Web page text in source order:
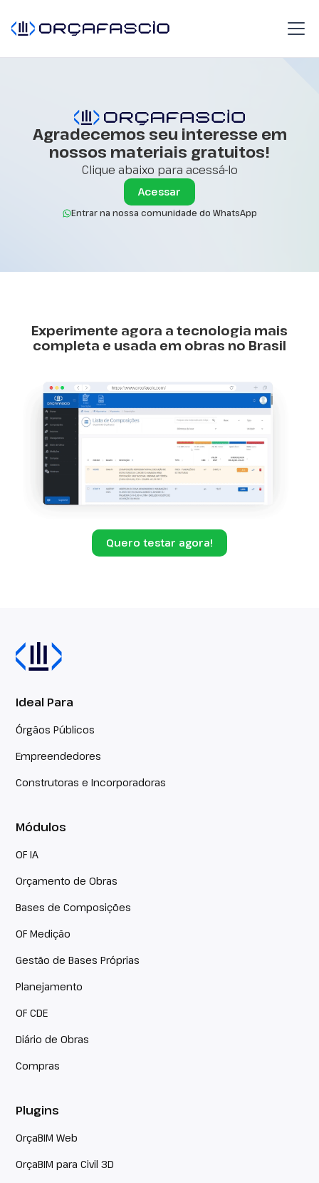
Agradecemos seu interesse em
nossos materiais gratuitos!
Clique abaixo para acessá-lo
Acessar
Entrar na nossa comunidade do WhatsApp
Experimente agora a tecnologia mais
completa e usada em obras no Brasil
Quero testar agora!
Ideal Para
Órgãos Públicos
Empreendedores
Construtoras e Incorporadoras
Módulos
OF IA
Orçamento de Obras
Bases de Composições
OF Medição
Gestão de Bases Próprias
Planejamento
OF CDE
Diário de Obras
Compras
Plugins
OrçaBIM Web
OrçaBIM para Civil 3D